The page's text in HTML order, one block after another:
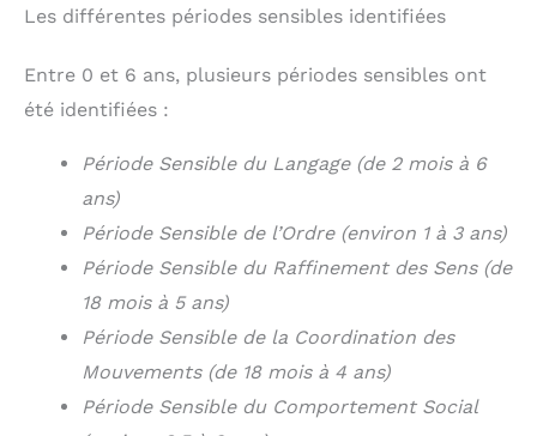
Les différentes périodes sensibles identifiées
Entre 0 et 6 ans, plusieurs périodes sensibles ont
été identifiées :
Période Sensible du Langage (de 2 mois à 6
ans)
Période Sensible de l’Ordre (environ 1 à 3 ans)
Période Sensible du Raffinement des Sens (de
18 mois à 5 ans)
Période Sensible de la Coordination des
Mouvements (de 18 mois à 4 ans)
Période Sensible du Comportement Social